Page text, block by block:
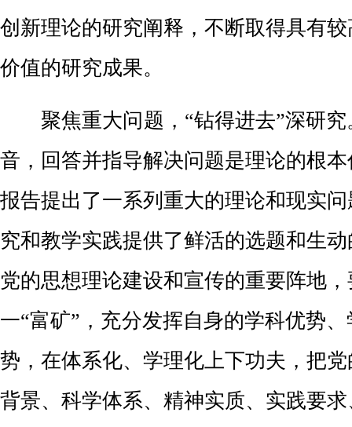
创新理论的研究阐释，不断取得具有
价值的研究成果。
聚焦重大问题，“钻得进去”深研究
音，回答并指导解决问题是理论的根
报告提出了一系列重大的理论和现实
究和教学实践提供了鲜活的选题和生
党的思想理论建设和宣传的重要阵地
一“富矿”，充分发挥自身的学科优势
势，在体系化、学理化上下功夫，把
背景、科学体系、精神实质、实践要